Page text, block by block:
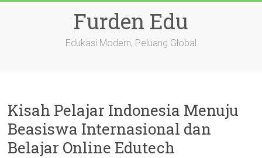
Furden Edu
Edukasi Modern, Peluang Global
Kisah Pelajar Indonesia Menuju
Beasiswa Internasional dan
Belajar Online Edutech